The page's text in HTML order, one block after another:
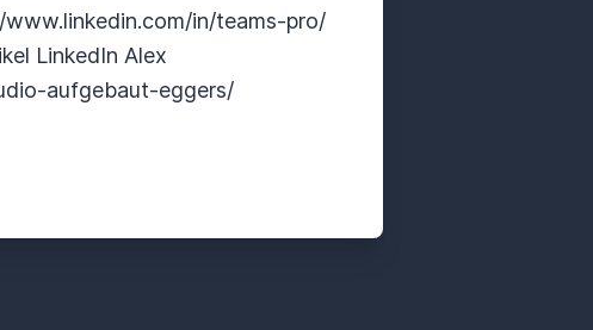
in/teams-pro/
LinkedIn Alex
aufgebaut-eggers/